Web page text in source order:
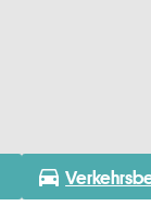
directions_car